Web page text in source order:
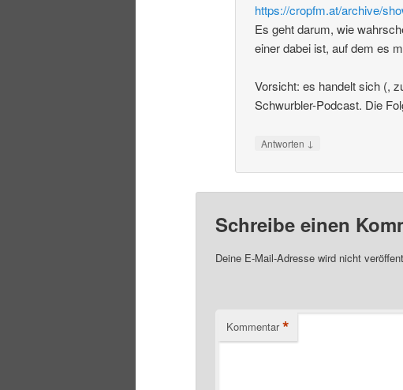
https://cropfm.at/archive/
Es geht darum, wie
einer dabei ist, auf dem es
Vorsicht: es handelt sich (,
Schwurbler-Podcast. Die
Antworten ↓
Schreibe einen
Deine E-Mail-Adresse wird nicht
Kommentar *